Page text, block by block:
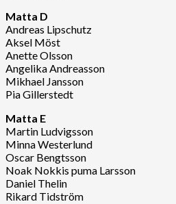
Matta D
Andreas Lipschutz
Aksel Möst
Anette Olsson
Angelika Andreasson
Mikhael Jansson
Pia Gillerstedt
Matta E
Martin Ludvigsson
Minna Westerlund
Oscar Bengtsson
Noak Nokkis puma Larsson
Daniel Thelin
Rikard Tidström